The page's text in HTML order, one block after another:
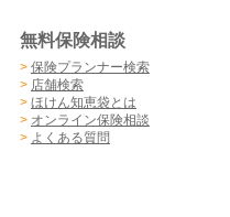
無料保険相談
> 保険プランナー検索
> 店舗検索
> ほけん知恵袋とは
> オンライン保険相談
> よくある質問